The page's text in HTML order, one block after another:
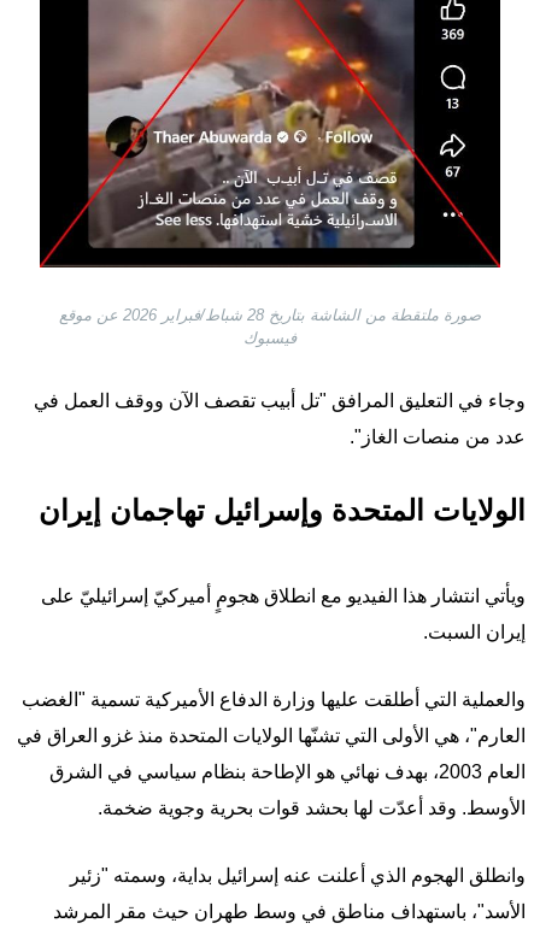
صورة ملتقطة من الشاشة بتاريخ 28 شباط/فبراير 2026 عن موقع
فيسبوك
وجاء في التعليق المرافق "تل أبيب تقصف الآن ووقف العمل في
عدد من منصات الغاز".
الولايات المتحدة وإسرائيل تهاجمان إيران
ويأتي انتشار هذا الفيديو مع انطلاق هجومٍ أميركيّ إسرائيليّ على
إيران السبت.
والعملية التي أطلقت عليها وزارة الدفاع الأميركية تسمية "الغضب
العارم"، هي الأولى التي تشنّها الولايات المتحدة منذ غزو العراق في
العام 2003، بهدف نهائي هو الإطاحة بنظام سياسي في الشرق
الأوسط. وقد أعدّت لها بحشد قوات بحرية وجوية ضخمة.
وانطلق الهجوم الذي أعلنت عنه إسرائيل بداية، وسمته "زئير
الأسد"، باستهداف مناطق في وسط طهران حيث مقر المرشد